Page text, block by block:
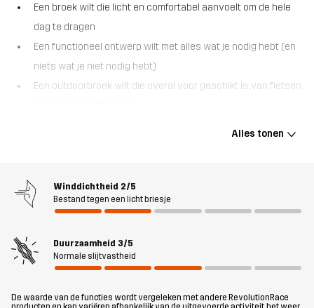
Een broek wilt die licht en comfortabel aanvoelt om de hele
dag te dragen
Een functioneel ontwerp wilt met alles wat je nodig hebt (en
niets wat je niet nodig hebt)
Een outdoorbroek wilt die overal voor geschikt is, van fietsen
De Rambler Lightweight Pants is gemaakt om al je bewegingen bij
maximale flexibiliteit - perfect om te klimmen, skateboarden of
gewoon op ontdekkingstocht te gaan. Het sneldrogende,
ademende materiaal houdt je koel en comfortabel, terwijl de
look geven. Met twee handzakken en twee dijbeenzakken met rits
heb je genoeg ruimte om je essentials op te bergen. Lichtgewicht
Alles tonen
Winddichtheid 2/5
Bestand tegen een licht briesje
Duurzaamheid 3/5
Normale slijtvastheid
De waarde van de functies wordt vergeleken met andere RevolutionRace